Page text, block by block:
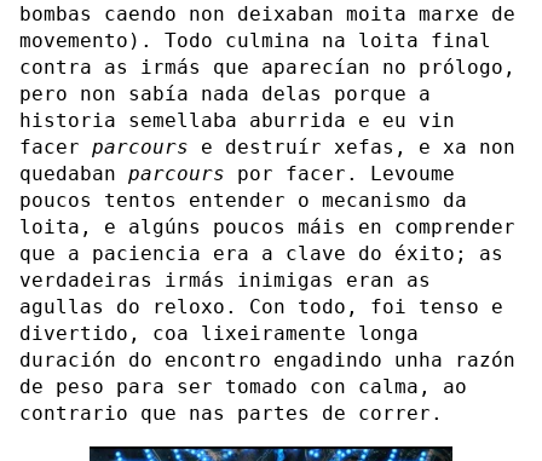
bombas caendo non deixaban moita marxe de
movemento). Todo culmina na loita final
contra as irmás que aparecían no prólogo,
pero non sabía nada delas porque a
historia semellaba aburrida e eu vin
facer parcours e destruír xefas, e xa non
quedaban parcours por facer. Levoume
poucos tentos entender o mecanismo da
loita, e algúns poucos máis en comprender
que a paciencia era a clave do éxito; as
verdadeiras irmás inimigas eran as
agullas do reloxo. Con todo, foi tenso e
divertido, coa lixeiramente longa
duración do encontro engadindo unha razón
de peso para ser tomado con calma, ao
contrario que nas partes de correr.